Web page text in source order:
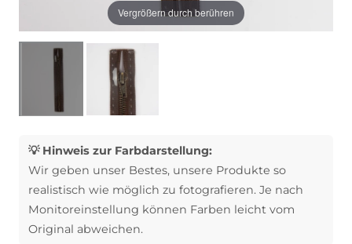
Vergrößern durch berühren
💡 Hinweis zur Farbdarstellung:
Wir geben unser Bestes, unsere Produkte so
realistisch wie möglich zu fotografieren. Je nach
Monitoreinstellung können Farben leicht vom
Original abweichen.